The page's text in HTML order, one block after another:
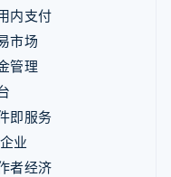
内支付
市场
管理
即服务
业
者经济